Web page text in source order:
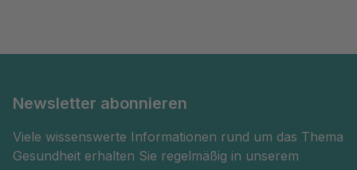
Newsletter abonnieren
Viele wissenswerte Informationen rund um das Thema
Gesundheit erhalten Sie regelmäßig in unserem